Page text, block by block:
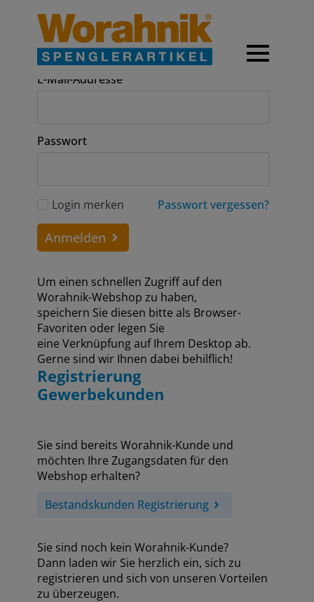
Anmeldung
E-Mail-Addresse
Passwort
Login merken Passwort vergessen?
Anmelden
Um einen schnellen Zugriff auf den
Worahnik-Webshop zu haben,
speichern Sie diesen bitte als Browser-
Favoriten oder legen Sie
eine Verknüpfung auf Ihrem Desktop ab.
Gerne sind wir Ihnen dabei behilflich!
Registrierung
Gewerbekunden
Sie sind bereits Worahnik-Kunde und
möchten Ihre Zugangsdaten für den
Webshop erhalten?
Bestandskunden Registrierung
Sie sind noch kein Worahnik-Kunde?
Dann laden wir Sie herzlich ein, sich zu
registrieren und sich von unseren Vorteilen
zu überzeugen.